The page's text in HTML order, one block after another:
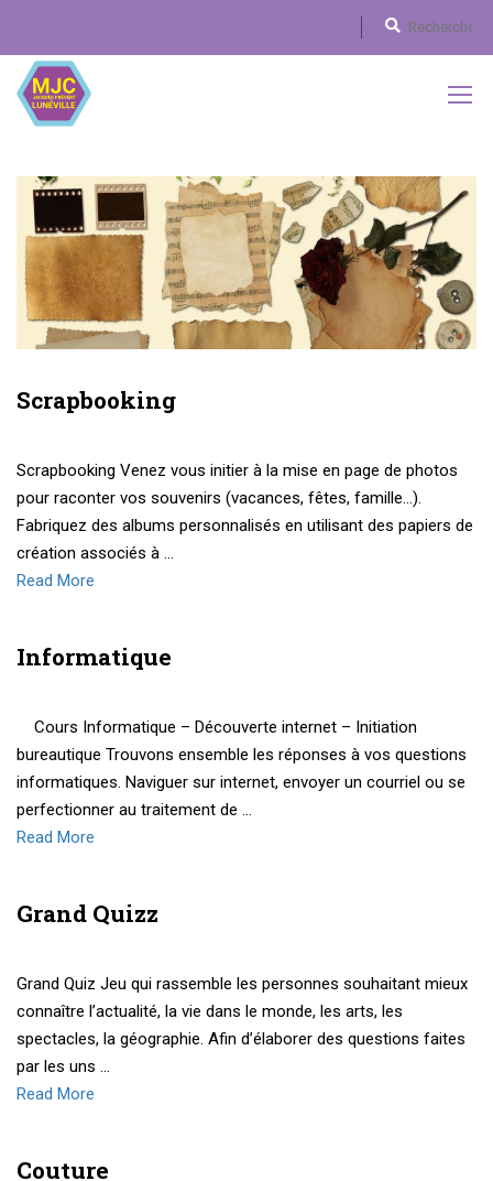
Scrapbooking
Scrapbooking Venez vous initier à la mise en page de photos
pour raconter vos souvenirs (vacances, fêtes, famille…).
Fabriquez des albums personnalisés en utilisant des papiers de
création associés à …
Read More
Informatique
Cours Informatique – Découverte internet – Initiation
bureautique Trouvons ensemble les réponses à vos questions
informatiques. Naviguer sur internet, envoyer un courriel ou se
perfectionner au traitement de …
Read More
Grand Quizz
Grand Quiz Jeu qui rassemble les personnes souhaitant mieux
connaître l’actualité, la vie dans le monde, les arts, les
spectacles, la géographie. Afin d’élaborer des questions faites
par les uns …
Read More
Couture